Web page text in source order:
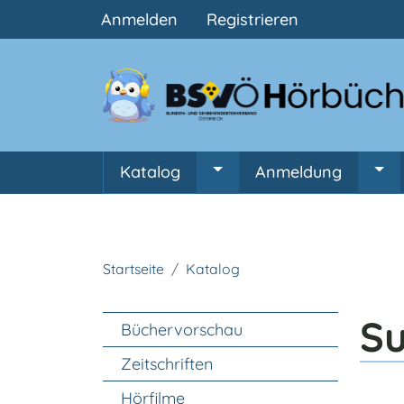
Benutzermenü
Anmelden Registrieren
Hauptnavigation
Katalog Untermenü von Katalog
Anmeldung
Startseite Katalog
Unter Navigation
Büchervorschau
Zeitschriften
Hörfilme